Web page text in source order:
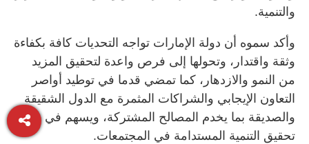
والتنمية.
وأكد سموه أن دولة الإمارات تواجه التحديات كافة بكفاءة
وثقة واقتدار، وتحولها إلى فرص واعدة لتحقيق المزيد
من النمو والازدهار، كما تمضي قدما في توطيد أواصر
التعاون الإيجابي والشراكات المثمرة مع الدول الشقيقة
والصديقة بما يخدم المصالح المشتركة، ويسهم في
تحقيق التنمية المستدامة في المجتمعات.